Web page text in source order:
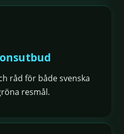
råd för både svenska
resmål.